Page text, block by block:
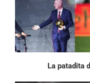
La patadita